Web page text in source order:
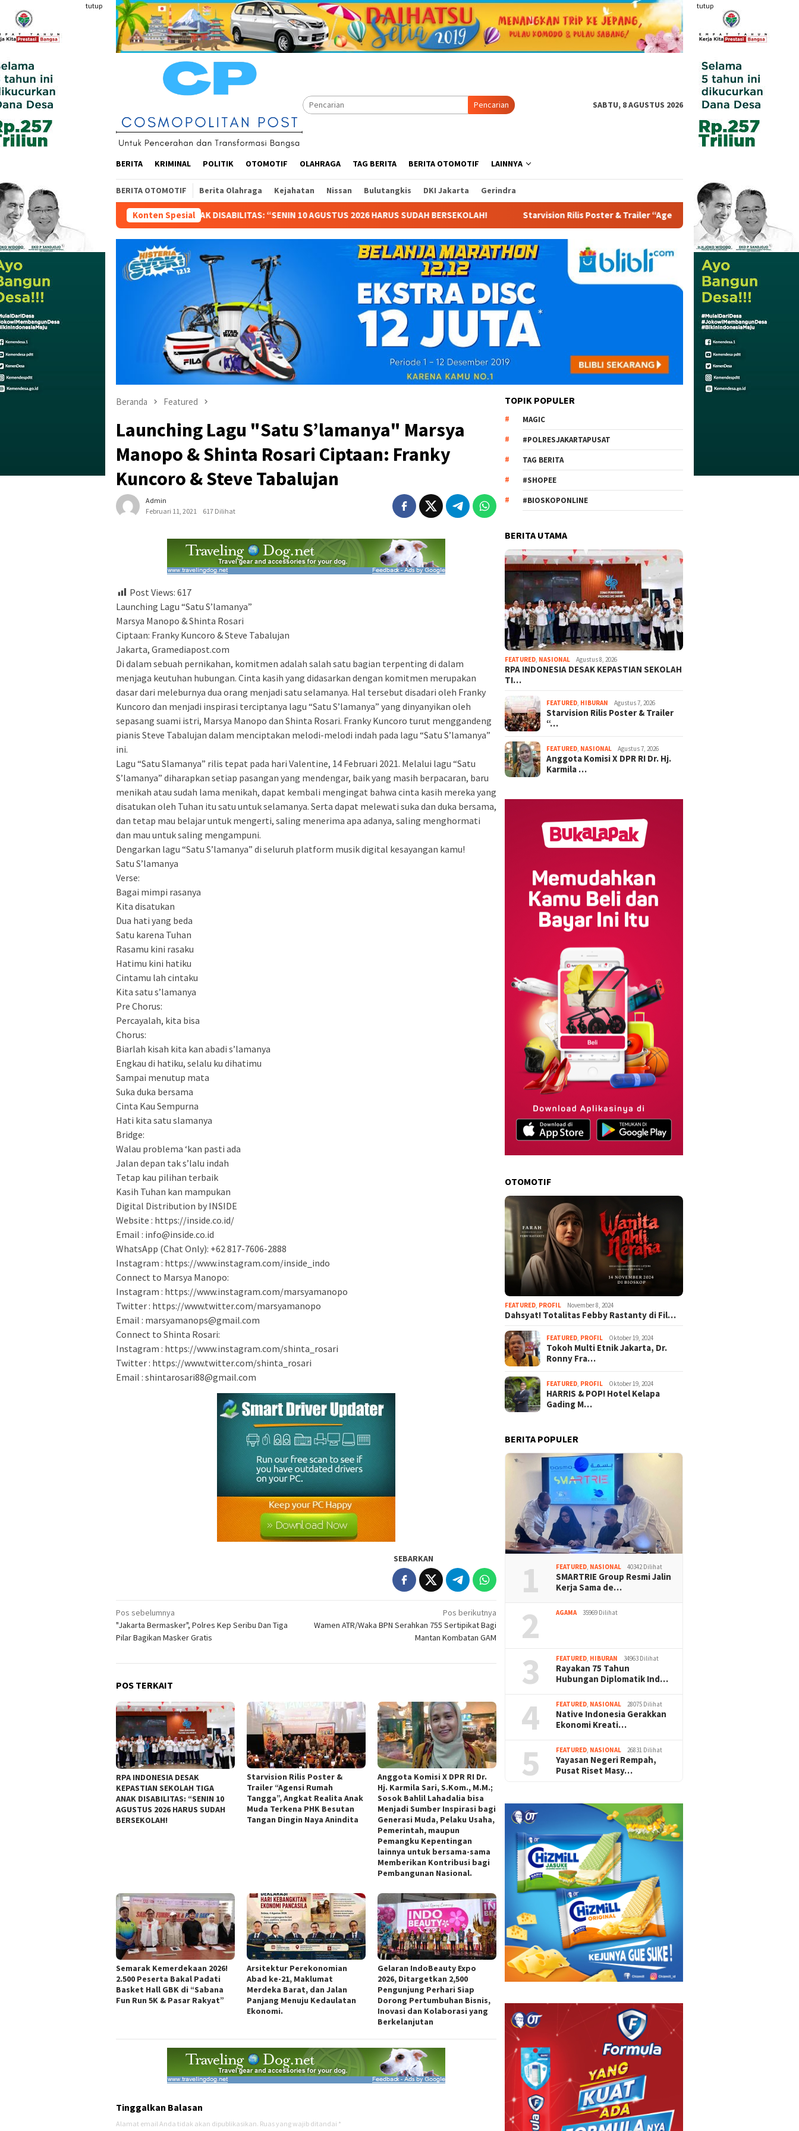
konten
tutup tutup
Pencarian SABTU, 8 AGUSTUS 2026
BERITA KRIMINAL POLITIK OTOMOTIF OLAHRAGA TAG BERITA BERITA OTOMOTIF LAINNYA
BERITA OTOMOTIF Berita Olahraga Kejahatan Nissan Bulutangkis DKI Jakarta Gerindra
Konten Spesial
TIGA ANAK DISABILITAS: “SENIN 10 AGUSTUS 2026 HARUS SUDAH BERSEKOLAH! Starvision Rilis Poster & Trailer “Agensi Rumah Tangga”, Angkat Realita Anak Muda Terkena PHK
Beranda Featured
Launching Lagu "Satu S’lamanya" Marsya
Manopo & Shinta Rosari Ciptaan: Franky
Kuncoro & Steve Tabalujan
Admin
Februari 11, 2021
617 Dilihat
Post Views: 617
Launching Lagu “Satu S’lamanya”
Marsya Manopo & Shinta Rosari
Ciptaan: Franky Kuncoro & Steve Tabalujan
Jakarta, Gramediapost.com
Di dalam sebuah pernikahan, komitmen adalah salah satu bagian terpenting di dalam
menjaga keutuhan hubungan. Cinta kasih yang didasarkan dengan komitmen merupakan
dasar dari meleburnya dua orang menjadi satu selamanya. Hal tersebut disadari oleh Franky
Kuncoro dan menjadi inspirasi terciptanya lagu “Satu S’lamanya” yang dinyanyikan oleh
sepasang suami istri, Marsya Manopo dan Shinta Rosari. Franky Kuncoro turut menggandeng
pianis Steve Tabalujan dalam menciptakan melodi-melodi indah pada lagu “Satu S’lamanya”
ini.
Lagu “Satu Slamanya” rilis tepat pada hari Valentine, 14 Februari 2021. Melalui lagu “Satu
S’lamanya” diharapkan setiap pasangan yang mendengar, baik yang masih berpacaran, baru
menikah atau sudah lama menikah, dapat kembali mengingat bahwa cinta kasih mereka yang
disatukan oleh Tuhan itu satu untuk selamanya. Serta dapat melewati suka dan duka bersama,
dan tetap mau belajar untuk mengerti, saling menerima apa adanya, saling menghormati
dan mau untuk saling mengampuni.
Dengarkan lagu “Satu S’lamanya” di seluruh platform musik digital kesayangan kamu!
Satu S’lamanya
Verse:
Bagai mimpi rasanya
Kita disatukan
Dua hati yang beda
Satu karena Tuhan
Rasamu kini rasaku
Hatimu kini hatiku
Cintamu lah cintaku
Kita satu s’lamanya
Pre Chorus:
Percayalah, kita bisa
Chorus:
Biarlah kisah kita kan abadi s’lamanya
Engkau di hatiku, selalu ku dihatimu
Sampai menutup mata
Suka duka bersama
Cinta Kau Sempurna
Hati kita satu slamanya
Bridge:
Walau problema ‘kan pasti ada
Jalan depan tak s’lalu indah
Tetap kau pilihan terbaik
Kasih Tuhan kan mampukan
Digital Distribution by INSIDE
Website : https://inside.co.id/
Email : info@inside.co.id
WhatsApp (Chat Only): +62 817-7606-2888
Instagram : https://www.instagram.com/inside_indo
Connect to Marsya Manopo:
Instagram : https://www.instagram.com/marsyamanopo
Twitter : https://www.twitter.com/marsyamanopo
Email : marsyamanops@gmail.com
Connect to Shinta Rosari:
Instagram : https://www.instagram.com/shinta_rosari
Twitter : https://www.twitter.com/shinta_rosari
Email : shintarosari88@gmail.com
SEBARKAN
Navigasi
pos
Pos sebelumnya
"Jakarta Bermasker", Polres Kep Seribu Dan Tiga
Pilar Bagikan Masker Gratis
Pos berikutnya
Wamen ATR/Waka BPN Serahkan 755 Sertipikat Bagi
Mantan Kombatan GAM
POS TERKAIT
RPA INDONESIA DESAK
KEPASTIAN SEKOLAH TIGA
ANAK DISABILITAS: “SENIN 10
AGUSTUS 2026 HARUS SUDAH
BERSEKOLAH!
Starvision Rilis Poster &
Trailer “Agensi Rumah
Tangga”, Angkat Realita Anak
Muda Terkena PHK Besutan
Tangan Dingin Naya Anindita
Anggota Komisi X DPR RI Dr.
Hj. Karmila Sari, S.Kom., M.M.;
Sosok Bahlil Lahadalia bisa
Menjadi Sumber Inspirasi bagi
Generasi Muda, Pelaku Usaha,
Pemerintah, maupun
Pemangku Kepentingan
lainnya untuk bersama-sama
Memberikan Kontribusi bagi
Pembangunan Nasional.
Semarak Kemerdekaan 2026!
2.500 Peserta Bakal Padati
Basket Hall GBK di “Sabana
Fun Run 5K & Pasar Rakyat”
Arsitektur Perekonomian
Abad ke-21, Maklumat
Merdeka Barat, dan Jalan
Panjang Menuju Kedaulatan
Ekonomi.
Gelaran IndoBeauty Expo
2026, Ditargetkan 2,500
Pengunjung Perhari Siap
Dorong Pertumbuhan Bisnis,
Inovasi dan Kolaborasi yang
Berkelanjutan
Tinggalkan Balasan
Alamat email Anda tidak akan dipublikasikan. Ruas yang wajib ditandai *
TOPIK POPULER
MAGIC
#POLRESJAKARTAPUSAT
TAG BERITA
#SHOPEE
#BIOSKOPONLINE
BERITA UTAMA
FEATURED, NASIONAL Agustus 8, 2026
RPA INDONESIA DESAK KEPASTIAN SEKOLAH
TI…
FEATURED, HIBURAN Agustus 7, 2026
Starvision Rilis Poster & Trailer
“…
FEATURED, NASIONAL Agustus 7, 2026
Anggota Komisi X DPR RI Dr. Hj.
Karmila …
OTOMOTIF
FEATURED, PROFIL November 8, 2024
Dahsyat! Totalitas Febby Rastanty di Fil…
FEATURED, PROFIL Oktober 19, 2024
Tokoh Multi Etnik Jakarta, Dr.
Ronny Fra…
FEATURED, PROFIL Oktober 19, 2024
HARRIS & POP! Hotel Kelapa
Gading M…
BERITA POPULER
1 FEATURED, NASIONAL 40342 Dilihat
SMARTRIE Group Resmi Jalin
Kerja Sama de…
2 AGAMA 35969 Dilihat
3 FEATURED, HIBURAN 34963 Dilihat
Rayakan 75 Tahun
Hubungan Diplomatik Ind…
4 FEATURED, NASIONAL 28075 Dilihat
Native Indonesia Gerakkan
Ekonomi Kreati…
5 FEATURED, NASIONAL 26831 Dilihat
Yayasan Negeri Rempah,
Pusat Riset Masy…